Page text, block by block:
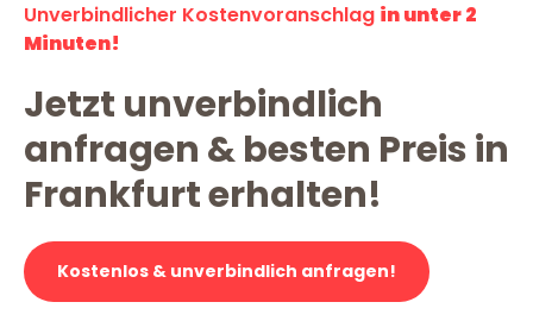
Unverbindlicher Kostenvoranschlag in unter 2
Minuten!
Jetzt unverbindlich
anfragen & besten Preis in
Frankfurt erhalten!
Kostenlos & unverbindlich anfragen!